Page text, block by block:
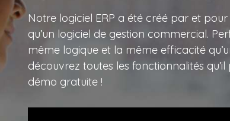
Notre logiciel ERP a été créé par et pour
qu’un logiciel de gestion commercial.
même logique et la même efficacité
découvrez toutes les fonctionnalités
démo gratuite !